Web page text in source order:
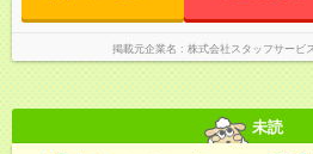
掲載元企業名 株式会社スタッフサー
未読